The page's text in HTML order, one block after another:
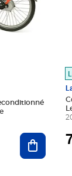
Ajouter